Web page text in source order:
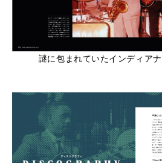
謎に包まれていたインディア